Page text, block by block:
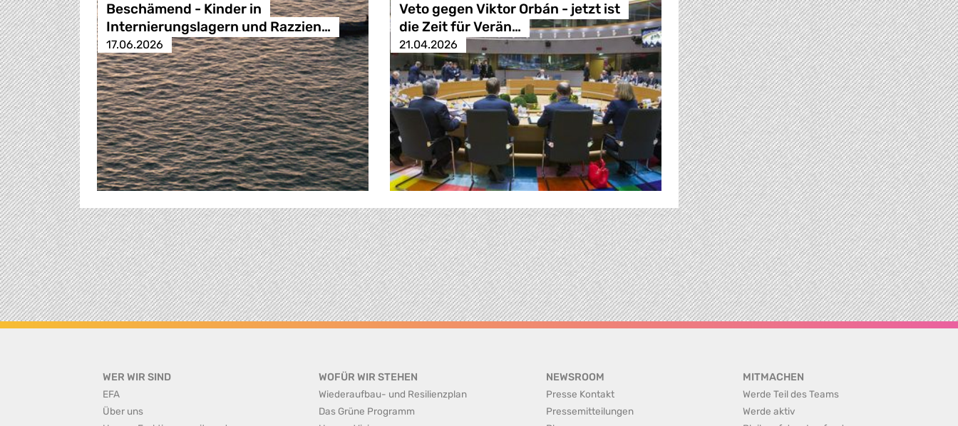
Beschämend - Kinder in
Internierungslagern und Razzien…
17.06.2026
Veto gegen Viktor Orbán - jetzt ist
die Zeit für Verän…
21.04.2026
WER WIR SIND
EFA
Über uns
WOFÜR WIR STEHEN
Wiederaufbau- und Resilienzplan
Das Grüne Programm
NEWSROOM
Presse Kontakt
Pressemitteilungen
MITMACHEN
Werde Teil des Teams
Werde aktiv